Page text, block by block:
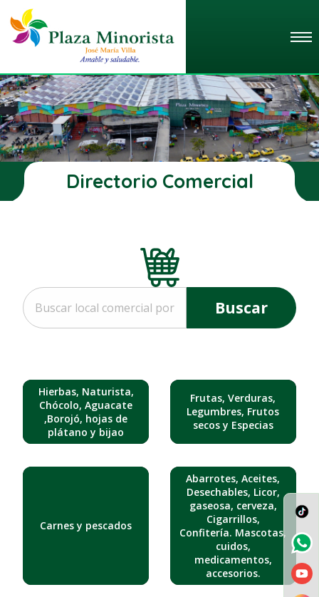
Directorio Comercial
Buscar
Hierbas, Naturista,
Chócolo, Aguacate
,Borojó, hojas de
plátano y bijao
Frutas, Verduras,
Legumbres, Frutos
secos y Especias
Carnes y pescados
Abarrotes, Aceites,
Desechables, Licor,
gaseosa, cerveza,
Cigarrillos,
Confitería. Mascotas,
cuidos,
medicamentos,
accesorios.